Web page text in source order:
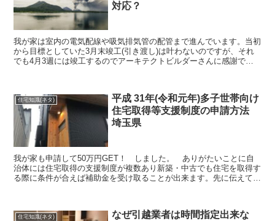
対応？
我が家は室内の電気配線や吸気排気管の配管まで進んでいます。当初
から目標としていた3月末竣工(引き渡し)は叶わないのですが、それ
でも4月3週には竣工するのでアーキテクトビルダーさんに感謝で
住宅知識(ネタ)
平成 31年(令和元年)多子世帯向け
住宅取得等支援制度の申請方法
埼玉県
我が家も申請して50万円GET！ しました。 ありがたいことに自
治体には住宅取得の支援制度が複数あり新築・中古でも住宅を取得す
る際に条件が合えば補助金を受け取ることが出来ます。先に伝えてお
住宅知識(ネタ)
なぜ引越業者は時間指定出来な